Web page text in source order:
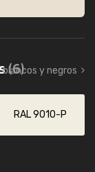
(6) y negros
RAL 9010-P